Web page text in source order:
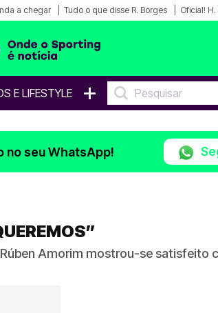
a chegar Tudo o que disse R. Borges Oficial!
E LIFESTYLE +
no seu WhatsApp!
Amorim mostrou-se satisfeito